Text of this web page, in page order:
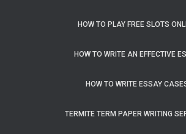
HOW TO PLAY FREE SLOTS
HOW TO WRITE AN EFFECTIVE
HOW TO WRITE ESSAY
TERMITE TERM PAPER WRITING